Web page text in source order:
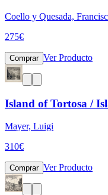
Coello y Quesada,
275€
Comprar Ver Producto
Island of Tortosa /
Mayer, Luigi
310€
Comprar Ver Producto